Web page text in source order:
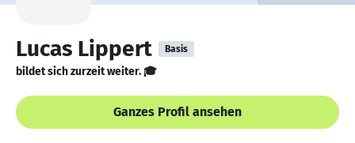
Lucas Lippert Basis
bildet sich zurzeit weiter. 🎓
Ganzes Profil ansehen